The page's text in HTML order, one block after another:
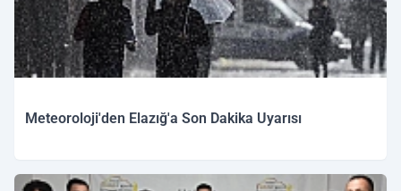
Meteoroloji'den Elazığ'a Son Dakika Uyarısı